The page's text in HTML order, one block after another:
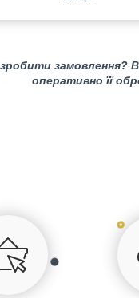
замовлення?
оперативно її